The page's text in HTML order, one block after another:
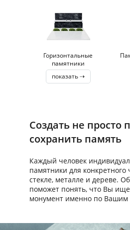
Горизонтальные
памятники
показать ⇢
Создать не просто
сохранить память
Каждый человек
памятники для конкретного
стекле, металле и дереве.
поможет понять, что Вы
монумент именно по Вашим